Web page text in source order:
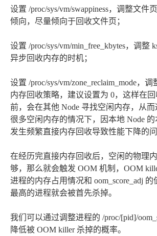
设置 /proc/sys/vm/swappiness，调整文件
倾向，尽量倾向于回收文件页；
设置 /proc/sys/vm/min_free_kbytes，调整
异步回收内存的时机；
设置 /proc/sys/vm/zone_reclaim_mode，
内存回收策略，建议设置为 0，这样在
前，会在其他 Node 寻找空闲内存，从
很多空闲内存的情况下，因本地 Node 的
发生频繁直接内存回收导致性能下降的问
在经历完直接内存回收后，空闲的物理
够，那么就会触发 OOM 机制，OOM
进程的内存占用情况和 oom_score_adj
最高的进程就会被首先杀掉。
我们可以通过调整进程的 /proc/[pid]/
降低被 OOM killer 杀掉的概率。